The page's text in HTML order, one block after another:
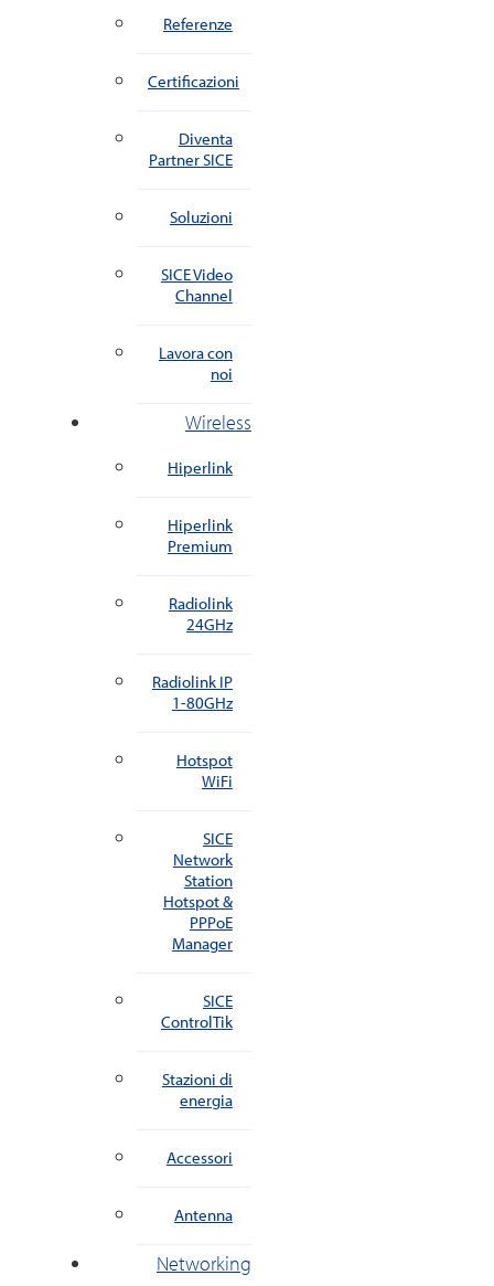
Referenze
Certificazioni
Diventa
Partner SICE
Soluzioni
SICE Video
Channel
Lavora con
noi
Wireless
Hiperlink
Hiperlink
Premium
Radiolink
24GHz
Radiolink IP
1-80GHz
Hotspot
WiFi
SICE
Network
Station
Hotspot &
PPPoE
Manager
SICE
ControlTik
Stazioni di
energia
Accessori
Antenna
Networking